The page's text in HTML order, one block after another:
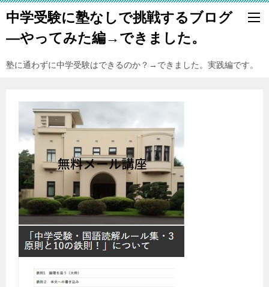
中学受験に塾なしで挑戦するブログ
―やってみた編→できました。
塾に通わずに中学受験はできるのか？→できました。実践編です。